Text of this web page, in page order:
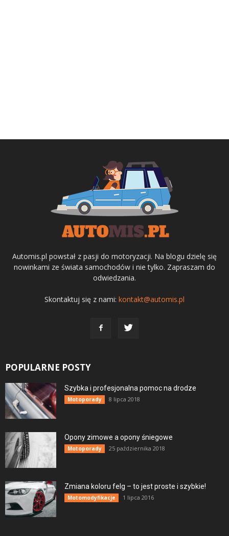
Automis.pl powstał z pasji do motoryzacji. Na blogu dzielę się
nowinkami ze świata samochodów i nie tylko. Zapraszam do
odwiedzania.
Skontaktuj się z nami: kontakt@automis.pl
POPULARNE POSTY
Szybka i profesjonalna pomoc na drodze
Motoporady 8 lipca 2018
Opony zimowe a opony śniegowe
Motoporady 25 października 2018
Zmiana koloru felg – to jest proste i szybkie!
Motomodyfikacje 1 lipca 2016